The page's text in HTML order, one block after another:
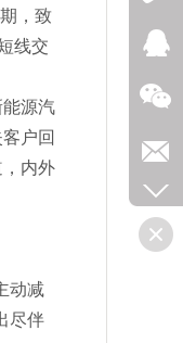
，致
线交
源汽
户回
内外
动减
尽伴